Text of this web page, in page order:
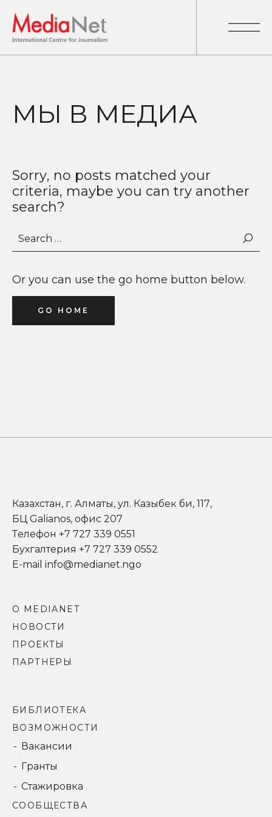
МЫ В МЕДИА
Sorry, no posts matched your
criteria, maybe you can try another
search?
Search
Or you can use the go home button below.
GO HOME
Казахстан, г. Алматы, ул. Казыбек би, 117,
БЦ Galianos, офис 207
Телефон +7 727 339 0551
Бухгалтерия +7 727 339 0552
E-mail info@medianet.ngo
О MEDIANET
НОВОСТИ
ПРОЕКТЫ
ПАРТНЕРЫ
БИБЛИОТЕКА
ВОЗМОЖНОСТИ
Вакансии
Гранты
Стажировка
СООБЩЕСТВА